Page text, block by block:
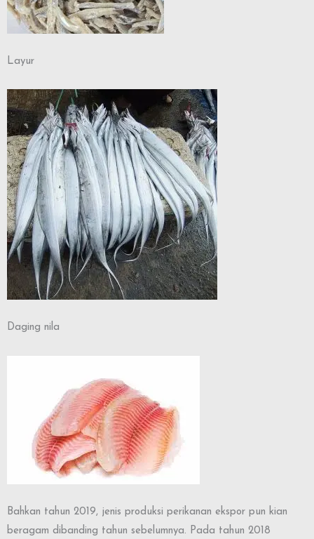
Layur
Daging nila
Bahkan tahun 2019, jenis produksi perikanan ekspor pun kian
beragam dibanding tahun sebelumnya. Pada tahun 2018